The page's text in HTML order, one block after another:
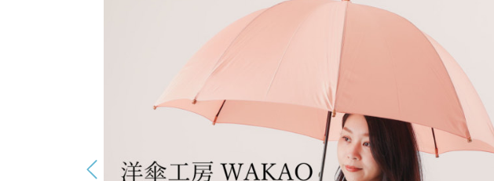
この商品の